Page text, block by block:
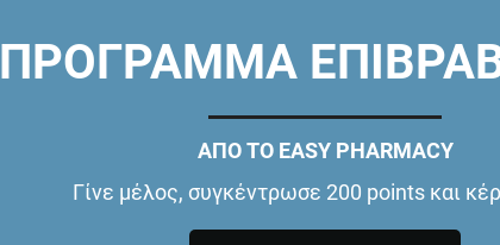
ΠΡΟΓΡΑΜΜΑ
ΑΠΟ ΤΟ EASY PHARMACY
Γίνε μέλος, συγκέντρωσε 200 points και